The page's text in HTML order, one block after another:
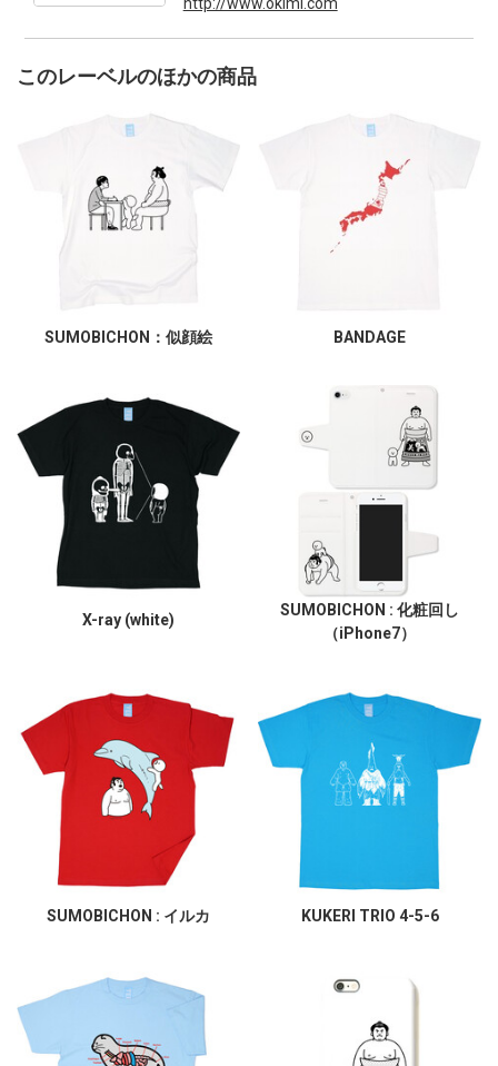
このレーベルのほかの商品
SUMOBICHON：似顔絵 BANDAGE
X-ray (white)
SUMOBICHON : 化粧回し
（iPhone7）
SUMOBICHON : イルカ KUKERI TRIO 4-5-6